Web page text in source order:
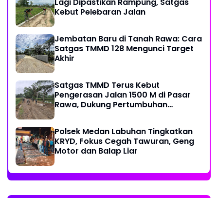
Kebut Pelebaran Jalan
Jembatan Baru di Tanah Rawa: Cara
Satgas TMMD 128 Mengunci Target
Akhir
Satgas TMMD Terus Kebut
Pengerasan Jalan 1500 M di Pasar
Rawa, Dukung Pertumbuhan
Polsek Medan Labuhan Tingkatkan
KRYD, Fokus Cegah Tawuran, Geng
Motor dan Balap Liar